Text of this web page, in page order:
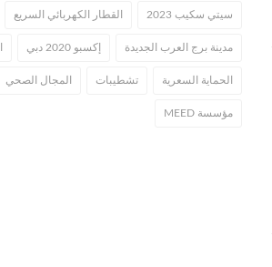
سيتي سكيب 2023 القطار الكهربائي السريع
مدينة برج العرب الجديدة إكسبو 2020 دبي
الحماية السعرية تشطيبات المجال الصحي
مؤسسة MEED